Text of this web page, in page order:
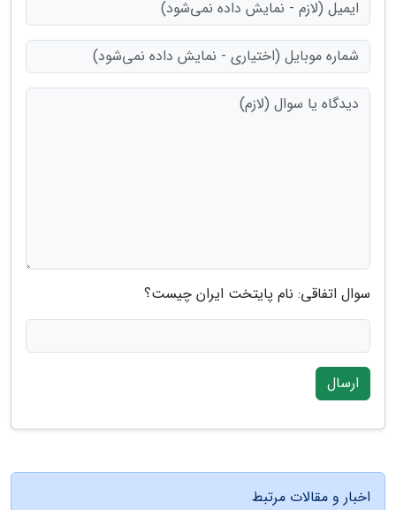
سوال اتفاقی: نام پایتخت ایران چیست؟
ارسال
اخبار و مقالات مرتبط